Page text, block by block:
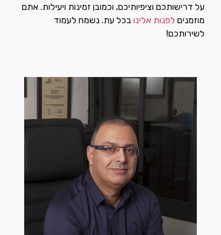
על דרישותכם וציפיותיכם, וכמובן זמינות ויעילות. אתם
מוזמנים לפנות אלינו בכל עת. נשמח לעמוד
לשירותכם!